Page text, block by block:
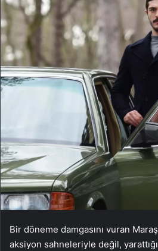
Bir döneme damgasını vuran
aksiyon sahneleriyle değil,